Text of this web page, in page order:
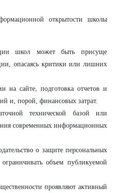
открытости школы
школ может быть присуще
опасаясь критики или лишних
на сайте, подготовка отчетов и
и, порой, финансовых затрат.
технической базой или
современных информационных
о защите персональных
объем публикуемой
проявляют активный